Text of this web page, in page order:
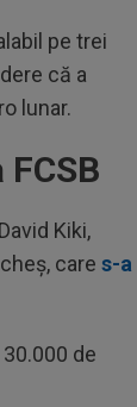
pe trei
că a
lunar.
Kiki,
care s-a
de